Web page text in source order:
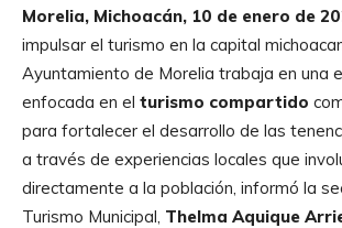
Morelia, Michoacán, 10 de enero de
impulsar el turismo en la capital
Ayuntamiento de Morelia trabaja en una
enfocada en el turismo compartido
para fortalecer el desarrollo de las
a través de experiencias locales que
directamente a la población, informó la
Turismo Municipal, Thelma Aquique